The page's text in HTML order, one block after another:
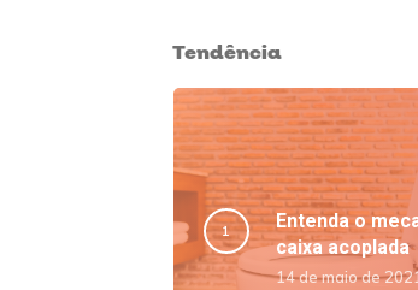
Tendência
Entenda o
caixa acoplada
14 de maio de